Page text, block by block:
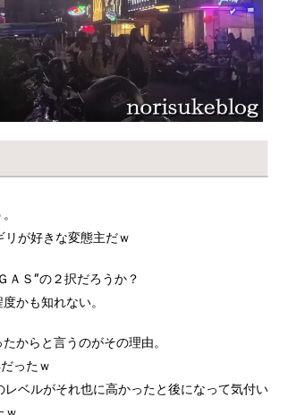
が好きな変態主だｗ
ＡＳ”の２択だろうか？
かも知れない。
からと言うのがその理由。
ったｗ
ベルがそれ也に高かったと後になって気付い